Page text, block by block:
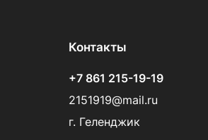
Контакты
+7 861 215-19-19
2151919@mail.ru
г. Геленджик